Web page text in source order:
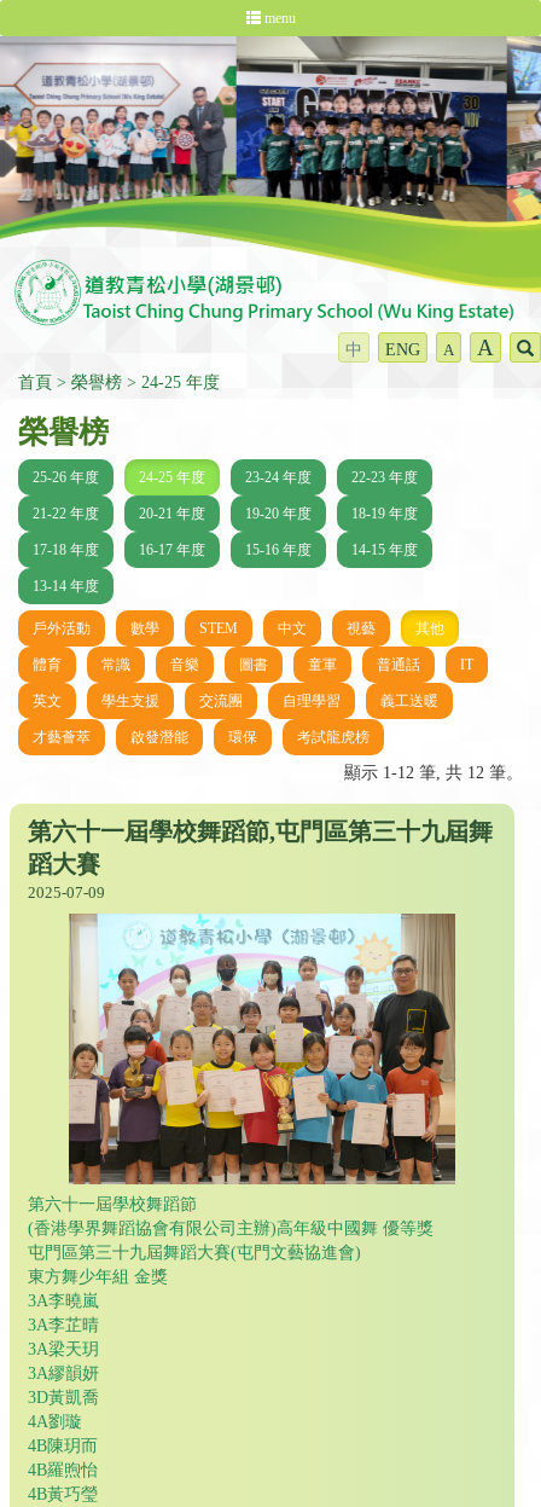
menu
中 ENG A A
首頁 榮譽榜 24-25 年度
榮譽榜
25-26 年度 24-25 年度 23-24 年度 22-23 年度
21-22 年度 20-21 年度 19-20 年度 18-19 年度
17-18 年度 16-17 年度 15-16 年度 14-15 年度
13-14 年度
戶外活動 數學 STEM 中文 視藝 其他
體育 常識 音樂 圖書 童軍 普通話 IT
英文 學生支援 交流團 自理學習 義工送暖
才藝薈萃 啟發潛能 環保 考試龍虎榜
顯示 1-12 筆, 共 12 筆。
第六十一屆學校舞蹈節,屯門區第三十九屆舞
蹈大賽
2025-07-09
第六十一屆學校舞蹈節
(香港學界舞蹈協會有限公司主辦)高年級中國舞 優等獎
屯門區第三十九屆舞蹈大賽(屯門文藝協進會)
東方舞少年組 金獎
3A李曉嵐
3A李芷晴
3A梁天玥
3A繆韻妍
3D黃凱喬
4A劉璇
4B陳玥而
4B羅煦怡
4B黃巧瑩